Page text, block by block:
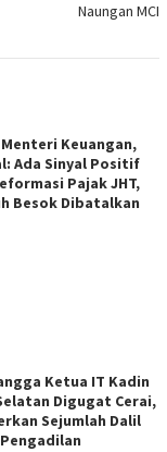
Naungan MCI
Keuangan,
Ada Sinyal Positif
Pajak JHT,
Besok Dibatalkan
Ketua IT Kadin
Digugat Cerai,
Sejumlah Dalil